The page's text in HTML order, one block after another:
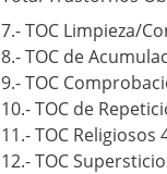
7.- TOC Limpieza/
8.- TOC de
9.- TOC
10.- TOC de
11.- TOC Religiosos
12.- TOC